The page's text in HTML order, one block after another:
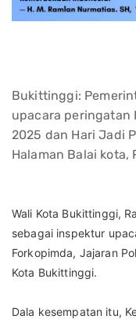
Bukittinggi:
upacara peringatan
2025 dan Hari Jadi
Halaman Balai kota,
Wali Kota Bukittinggi,
sebagai inspektur
Forkopimda, Jajaran
Kota Bukittinggi.
Dala kesempatan itu,